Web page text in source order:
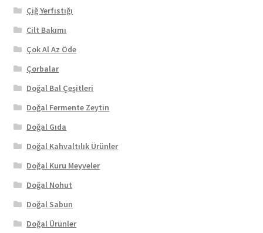
Çiğ Yerfıstığı
Cilt Bakımı
Çok Al Az Öde
Çorbalar
Doğal Bal Çeşitleri
Doğal Fermente Zeytin
Doğal Gıda
Doğal Kahvaltılık Ürünler
Doğal Kuru Meyveler
Doğal Nohut
Doğal Sabun
Doğal Ürünler